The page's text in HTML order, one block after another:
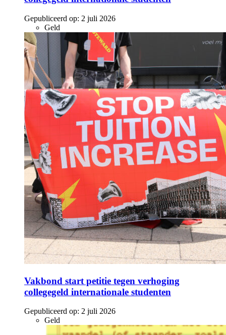
Gepubliceerd op: 2 juli 2026
Geld
Vakbond start petitie tegen verhoging
collegegeld internationale studenten
Gepubliceerd op: 2 juli 2026
Geld